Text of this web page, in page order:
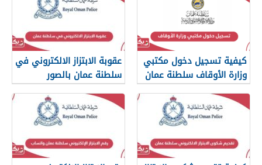
كيفية تسجيل دخول مكتبي
وزارة الأوقاف سلطنة عمان
عقوبة الابتزاز الالكتروني في
سلطنة عمان بالصور
والرسائل